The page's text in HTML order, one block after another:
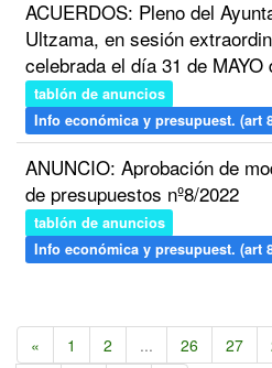
ACUERDOS: Pleno del
Ultzama, en sesión
celebrada el día 31 de MAYO
tablón de anuncios
Info económica y presupuest. (art
ANUNCIO: Aprobación de
de presupuestos nº8/2022
tablón de anuncios
Info económica y presupuest. (art
« 1 2 ... 26 27